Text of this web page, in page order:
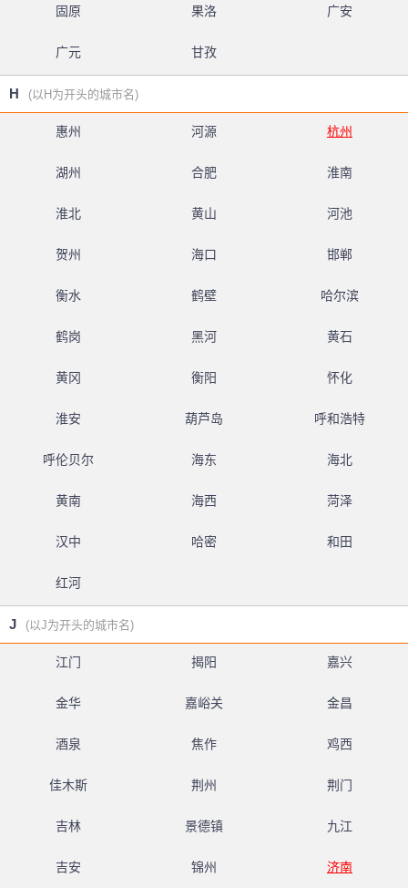
固原 果洛 广安
广元 甘孜
H (以H为开头的城市名)
惠州 河源 杭州
湖州 合肥 淮南
淮北 黄山 河池
贺州 海口 邯郸
衡水 鹤壁 哈尔滨
鹤岗 黑河 黄石
黄冈 衡阳 怀化
淮安 葫芦岛 呼和浩特
呼伦贝尔 海东 海北
黄南 海西 菏泽
汉中 哈密 和田
红河
J (以J为开头的城市名)
江门 揭阳 嘉兴
金华 嘉峪关 金昌
酒泉 焦作 鸡西
佳木斯 荆州 荆门
吉林 景德镇 九江
吉安 锦州 济南